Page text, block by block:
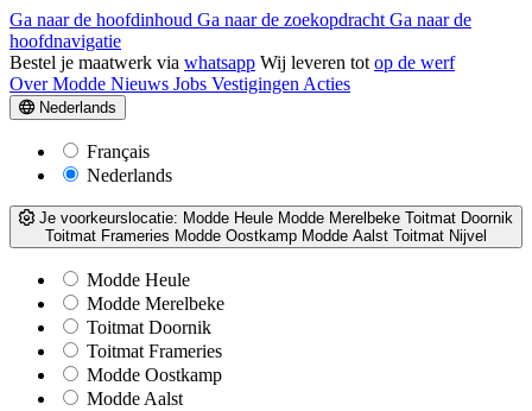
Ga naar de hoofdinhoud Ga naar de zoekopdracht Ga naar de
hoofdnavigatie
Bestel je maatwerk via whatsapp Wij leveren tot op de werf
Over Modde Nieuws Jobs Vestigingen Acties
Nederlands
Français
Nederlands
Je voorkeurslocatie: Modde Heule Modde Merelbeke Toitmat Doornik
Toitmat Frameries Modde Oostkamp Modde Aalst Toitmat Nijvel
Modde Heule
Modde Merelbeke
Toitmat Doornik
Toitmat Frameries
Modde Oostkamp
Modde Aalst